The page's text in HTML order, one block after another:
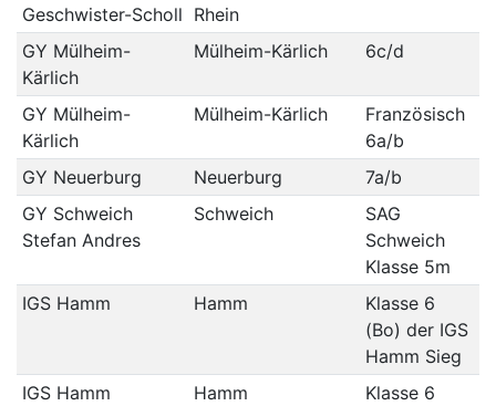
Geschwister-Scholl Rhein
GY Mülheim-
Kärlich
Mülheim-Kärlich 6c/d
GY Mülheim-
Kärlich
Mülheim-Kärlich
Französisch
6a/b
GY Neuerburg
Neuerburg
7a/b
GY Schweich
Stefan Andres
Schweich
SAG
Schweich
Klasse 5m
IGS Hamm
Hamm
Klasse 6
(Bo) der IGS
Hamm Sieg
IGS Hamm
Hamm
Klasse 6